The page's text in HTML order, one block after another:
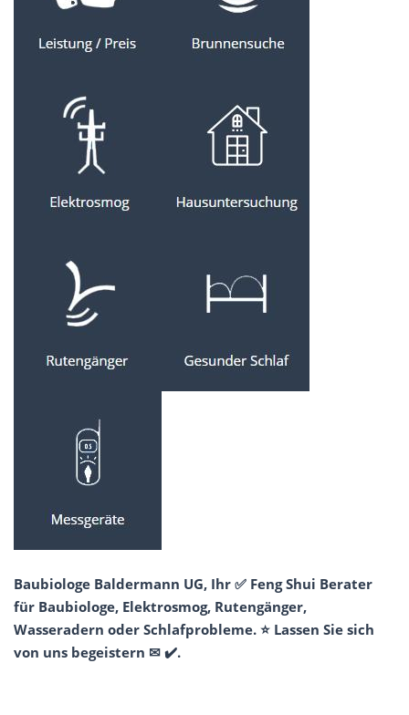
Baubiologe Baldermann UG, Ihr ✅ Feng Shui Berater
für Baubiologe, Elektrosmog, Rutengänger,
Wasseradern oder Schlafprobleme. ⭐ Lassen Sie sich
von uns begeistern ✉ ✔️.